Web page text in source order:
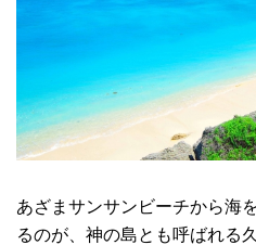
あざまサンサンビーチから海
るのが、神の島とも呼ばれる